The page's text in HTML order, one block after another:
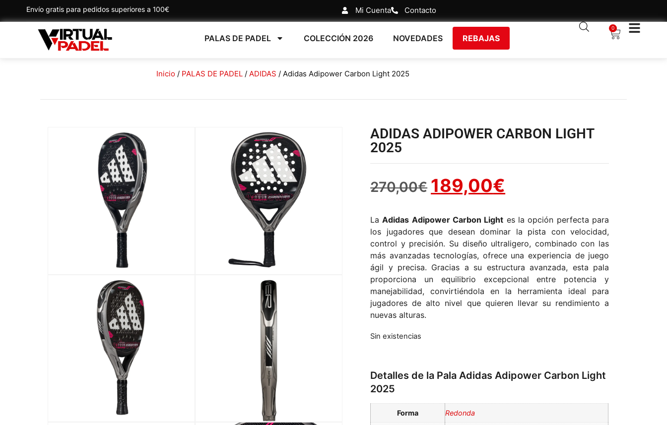
Envío gratis para pedidos superiores a 100€ Mi Cuenta Contacto
PALAS DE PADEL COLECCIÓN 2026 NOVEDADES REBAJAS
0
Inicio / PALAS DE PADEL / ADIDAS / Adidas Adipower Carbon Light 2025
ADIDAS ADIPOWER CARBON LIGHT
2025
270,00€ 189,00€
LaAdidas Adipower Carbon Light es la opción perfecta para
los jugadores que desean dominar la pista con velocidad,
control y precisión. Su diseño ultraligero, combinado con las
más avanzadas tecnologías, ofrece una experiencia de juego
ágil y precisa. Gracias a su estructura avanzada, esta pala
proporciona un equilibrio excepcional entre potencia y
manejabilidad, convirtiéndola en la herramienta ideal para
jugadores de alto nivel que quieren llevar su rendimiento a
nuevas alturas.
Sin existencias
Detalles de la Pala Adidas Adipower Carbon Light
2025
Forma Redonda